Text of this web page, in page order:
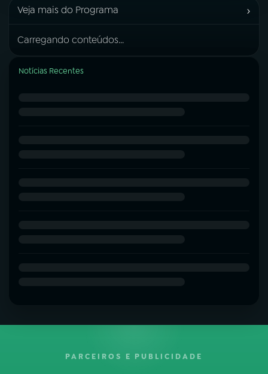
Veja mais do Programa ›
Carregando conteúdos...
Notícias Recentes
PARCEIROS E PUBLICIDADE